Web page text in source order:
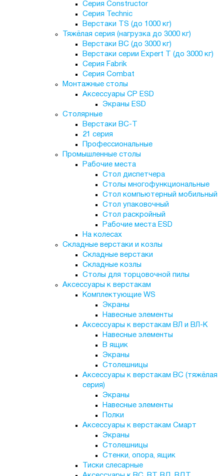
Серия Constructor
Серия Technic
Верстаки TS (до 1000 кг)
Тяжёлая серия (нагрузка до 3000 кг)
Верстаки ВС (до 3000 кг)
Верстаки серии Expert T (до 3000 кг)
Серия Fabrik
Серия Combat
Монтажные столы
Аксессуары СР ESD
Экраны ESD
Столярные
Верстаки ВС-Т
21 серия
Профессиональные
Промышленные столы
Рабочие места
Стол диспетчера
Столы многофункциональные
Стол компьютерный мобильный
Стол упаковочный
Стол раскройный
Рабочие места ESD
На колесах
Складные верстаки и козлы
Складные верстаки
Складные козлы
Столы для торцовочной пилы
Аксессуары к верстакам
Комплектующие WS
Экраны
Навесные элементы
Аксессуары к верстакам ВЛ и ВЛ-К
Навесные элементы
В ящик
Экраны
Столешницы
Аксессуары к верстакам ВС (тяжёлая
серия)
Экраны
Навесные элементы
Полки
Аксессуары к верстакам Смарт
Экраны
Столешницы
Стенки, опора, ящик
Тиски слесарные